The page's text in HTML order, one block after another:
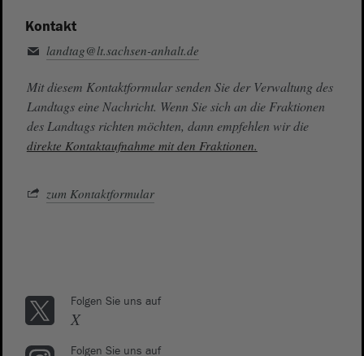
Kontakt
landtag@lt.sachsen-anhalt.de
Mit diesem Kontaktformular senden Sie der Verwaltung des
Landtags eine Nachricht. Wenn Sie sich an die Fraktionen
des Landtags richten möchten, dann empfehlen wir die
direkte Kontaktaufnahme mit den Fraktionen.
zum Kontaktformular
Folgen Sie uns auf
X
Folgen Sie uns auf